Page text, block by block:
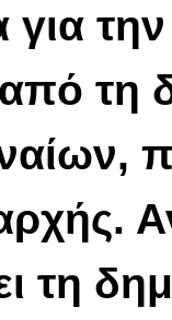
για
από τη
τη